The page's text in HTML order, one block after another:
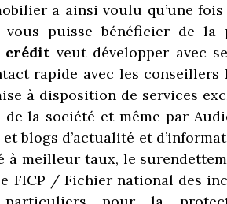
a ainsi voulu qu’une fois
puisse bénéficier de la
crédit veut développer avec
rapide avec les conseillers
à disposition de services
la société et même par
blogs d’actualité et
à meilleur taux, le
FICP / Fichier national des